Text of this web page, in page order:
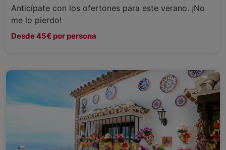
Anticípate con los ofertones para este verano. ¡No
me lo pierdo!
Desde 45€ por persona